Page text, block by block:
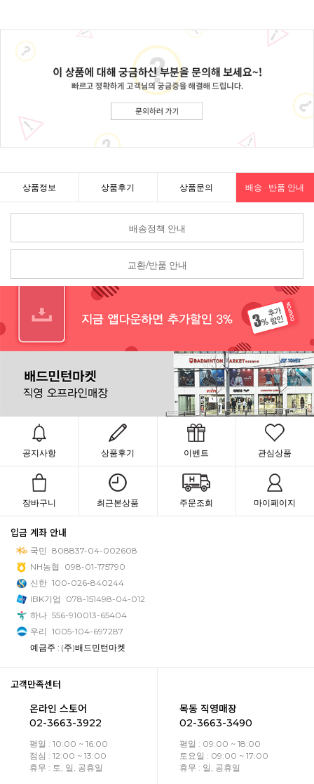
상품정보 상품후기 상품문의 배송 · 반품 안내
배송정책 안내
교환/반품 안내
공지사항 상품후기 이벤트 관심상품
장바구니 최근본상품 주문조회 마이페이지
입금 계좌 안내
국민 808837-04-002608
NH농협
098-01-175790
신한 100-026-840244
IBK기업
078-151498-04-012
하나 556-910013-65404
우리 1005-104-697287
예금주 : (주)배드민턴마켓
고객만족센터
온라인 스토어
02-3663-3922
평일 : 10:00 ~ 16:00
점심 : 12:00 ~ 13:00
휴무 : 토, 일, 공휴일
목동 직영매장
02-3663-3490
평일 : 09:00 ~ 18:00
토요일 : 09:00 ~ 17:00
휴무 : 일, 공휴일